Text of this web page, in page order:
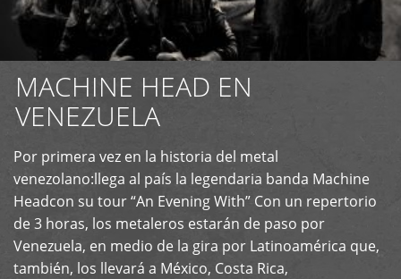
MACHINE HEAD EN
VENEZUELA
Por primera vez en la historia del metal
venezolano:llega al país la legendaria banda Machine
Headcon su tour “An Evening With” Con un repertorio
de 3 horas, los metaleros estarán de paso por
Venezuela, en medio de la gira por Latinoamérica que,
también, los llevará a México, Costa Rica,
+